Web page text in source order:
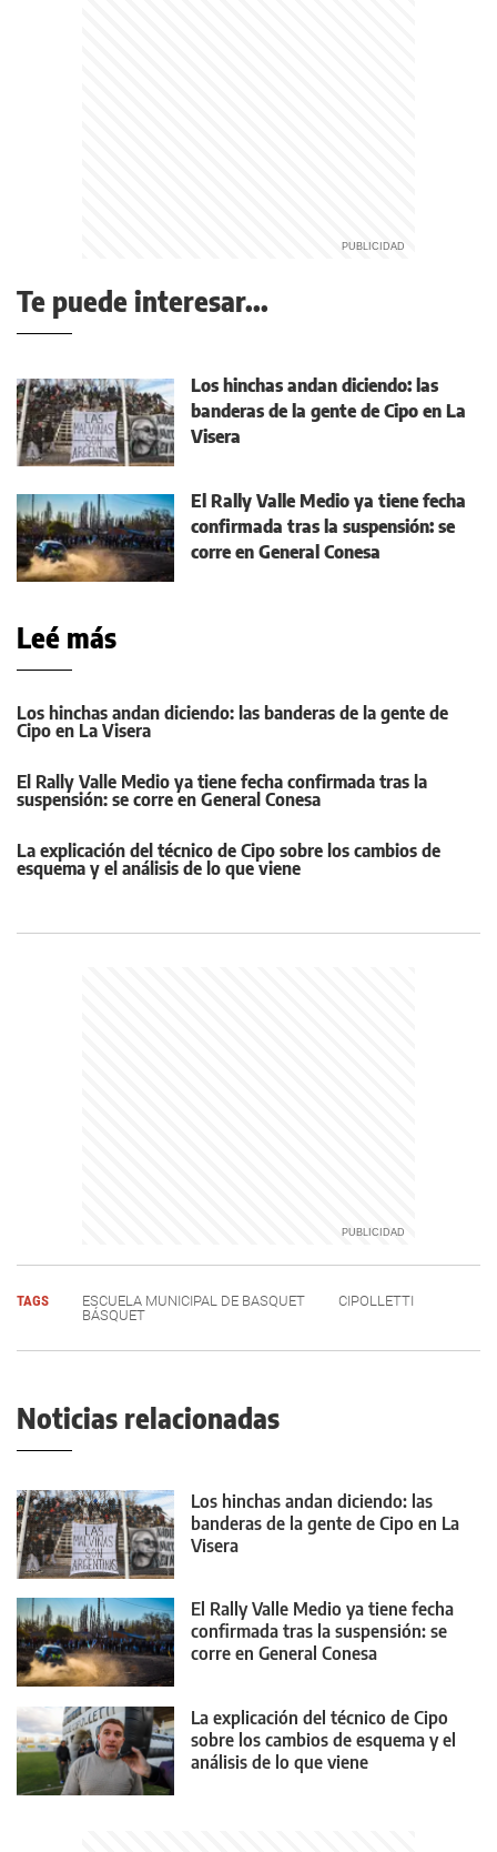
Te puede interesar...
Los hinchas andan diciendo: las
banderas de la gente de Cipo en La
Visera
El Rally Valle Medio ya tiene fecha
confirmada tras la suspensión: se
corre en General Conesa
Leé más
Los hinchas andan diciendo: las banderas de la gente de
Cipo en La Visera
El Rally Valle Medio ya tiene fecha confirmada tras la
suspensión: se corre en General Conesa
La explicación del técnico de Cipo sobre los cambios de
esquema y el análisis de lo que viene
TAGS ESCUELA MUNICIPAL DE BASQUET
CIPOLLETTI
BÁSQUET
Noticias relacionadas
Los hinchas andan diciendo: las
banderas de la gente de Cipo en La
Visera
El Rally Valle Medio ya tiene fecha
confirmada tras la suspensión: se
corre en General Conesa
La explicación del técnico de Cipo
sobre los cambios de esquema y el
análisis de lo que viene